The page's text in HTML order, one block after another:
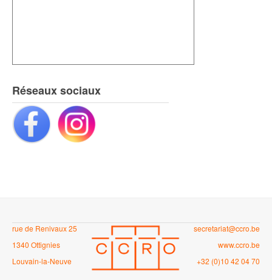
Réseaux sociaux
rue de Renivaux 25
1340 Ottignies
Louvain-la-Neuve
secretariat@ccro.be
www.ccro.be
+32 (0)10 42 04 70